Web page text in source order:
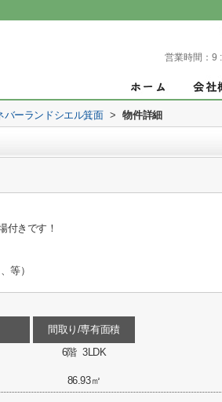
営業時間： 9
バーランドシエル箕面 > 物件詳細
付きです！
等）
間取り/専有面積
6階 3LDK
86.93㎡